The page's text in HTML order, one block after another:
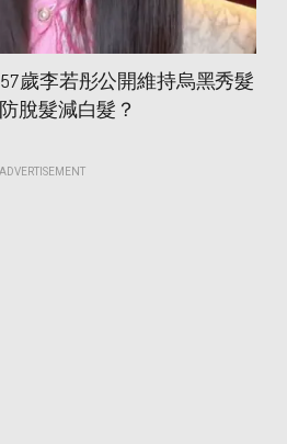
歲李若彤公開維持烏黑秀髮
脫髮減白髮？
ADVERTISEMENT